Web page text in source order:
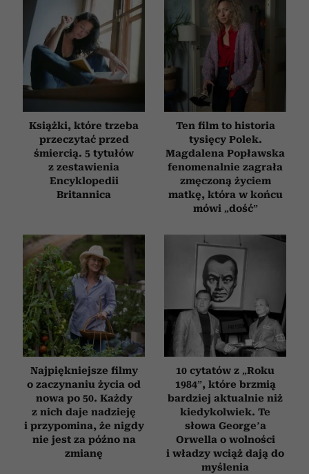
Książki, które trzeba
przeczytać przed
śmiercią. 5 tytułów
z zestawienia
Encyklopedii
Britannica
Ten film to historia
tysięcy Polek.
Magdalena Popławska
fenomenalnie zagrała
zmęczoną życiem
matkę, która w końcu
mówi „dość”
Najpiękniejsze filmy
o zaczynaniu życia od
nowa po 50. Każdy
z nich daje nadzieję
i przypomina, że nigdy
nie jest za późno na
zmianę
10 cytatów z „Roku
1984”, które brzmią
bardziej aktualnie niż
kiedykolwiek. Te
słowa George’a
Orwella o wolności
i władzy wciąż dają do
myślenia